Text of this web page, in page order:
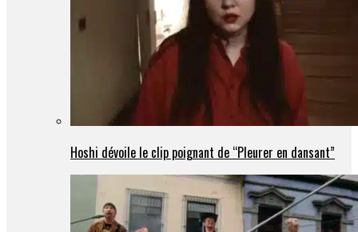
Hoshi dévoile le clip poignant de “Pleurer en dansant”